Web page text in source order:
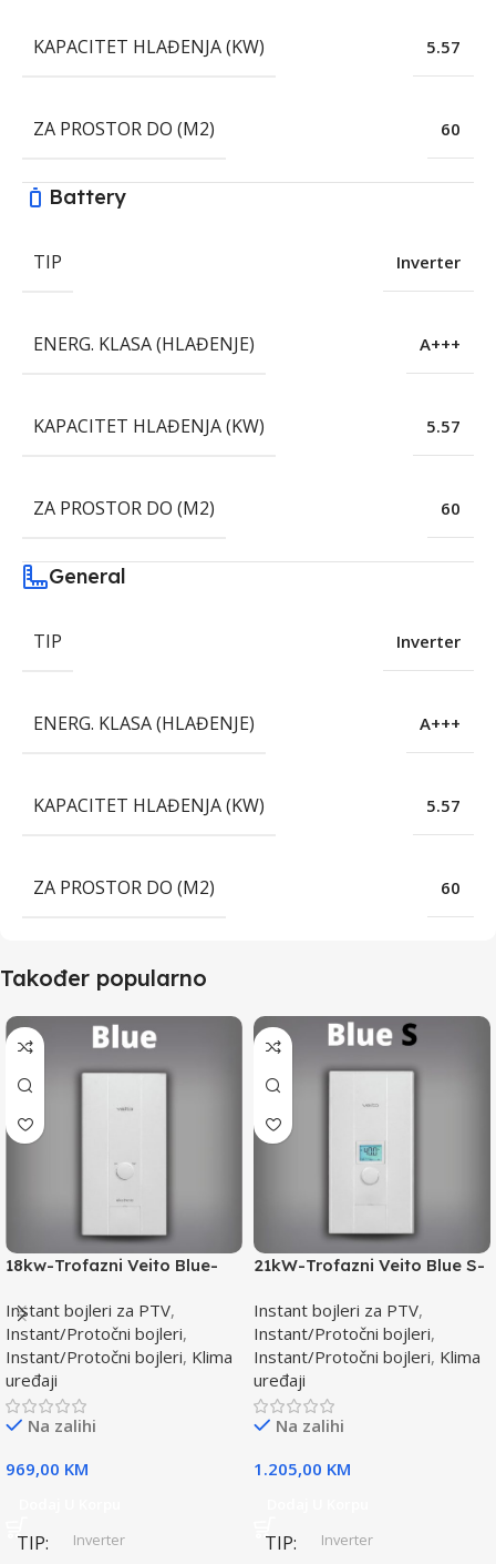
KAPACITET HLAĐENJA (KW) 5.57
ZA PROSTOR DO (M2) 60
Battery
TIP Inverter
ENERG. KLASA (HLAĐENJE) A+++
KAPACITET HLAĐENJA (KW) 5.57
ZA PROSTOR DO (M2) 60
General
TIP Inverter
ENERG. KLASA (HLAĐENJE) A+++
KAPACITET HLAĐENJA (KW) 5.57
ZA PROSTOR DO (M2) 60
Također popularno
18kw-Trofazni Veito Blue-
Instant bojleri za PTV,
Instant/Protočni bojleri,
Instant/Protočni bojleri, Klima
uređaji
Na zalihi
969,00 KM
TIP Inverter
21kW-Trofazni Veito Blue S-
Instant bojleri za PTV,
Instant/Protočni bojleri,
Instant/Protočni bojleri, Klima
uređaji
Na zalihi
1.205,00 KM
TIP Inverter